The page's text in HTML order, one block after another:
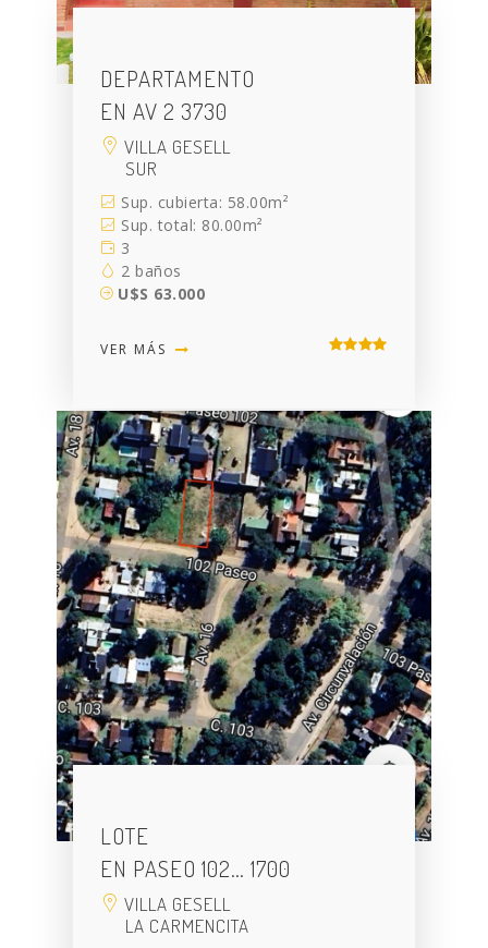
DEPARTAMENTO
EN AV 2 3730
VILLA GESELL
SUR
Sup. cubierta: 58.00m²
Sup. total: 80.00m²
3
2 baños
U$S 63.000
VER MÁS
LOTE
EN PASEO 102… 1700
VILLA GESELL
LA CARMENCITA